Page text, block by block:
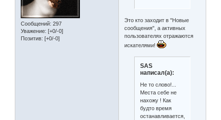
Сообщений: 297
Уважение: [+0/-0]
Позитив: [+0/-0]
Это кто заходит в "Новые
сообщения", а активных
пользователях отражаются
искателями!
SAS
написал(а):
Не то слово!...
Места себе не
нахожу ! Как
будто время
останавливается,